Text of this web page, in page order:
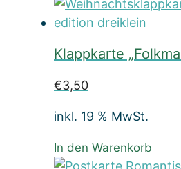
Klappkarte
€3,50
inkl. 19 % MwSt.
In den Warenkorb